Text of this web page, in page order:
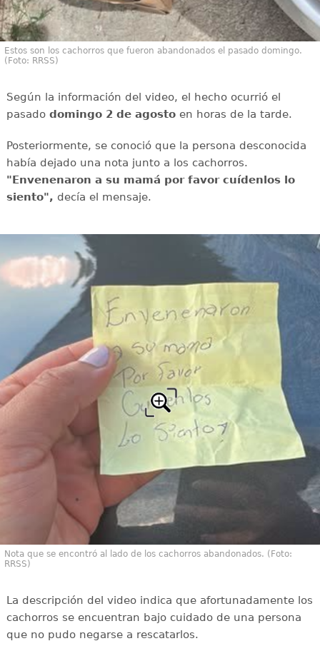
Estos son los cachorros que fueron abandonados el pasado domingo.
(Foto: RRSS)
Según la información del video, el hecho ocurrió el
pasado domingo 2 de agostoen horas de la tarde.
Posteriormente, se conoció que la persona desconocida
había dejado una nota junto a los cachorros.
"Envenenaron a su mamá por favor cuídenlos lo
siento", decía el mensaje.
Nota que se encontró al lado de los cachorros abandonados. (Foto:
RRSS)
La descripción del video indica que afortunadamente los
cachorros se encuentran bajo cuidado de una persona
que no pudo negarse a rescatarlos.